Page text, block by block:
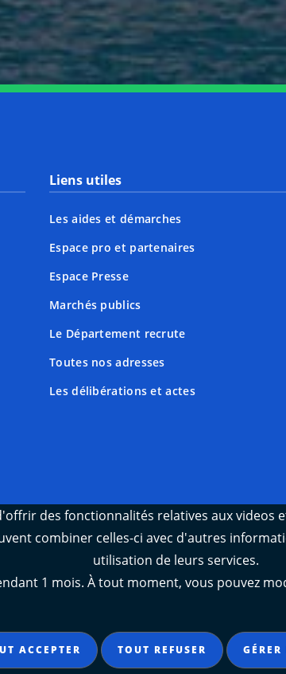
Liens utiles
Les aides et démarches
Espace pro et partenaires
Espace Presse
Marchés publics
Le Département recrute
Toutes nos adresses
Les délibérations et actes
Mentions légales Données
des fonctionnalités relatives aux
combiner celles-ci avec d'autres
utilisation de leurs services.
1 mois. À tout moment, vous pouvez
ACCEPTER TOUT REFUSER